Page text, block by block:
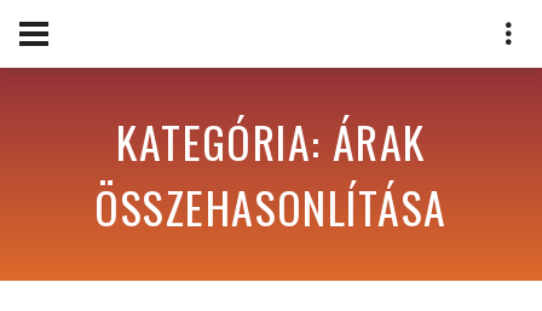
KATEGÓRIA: ÁRAK
ÖSSZEHASONLÍTÁSA